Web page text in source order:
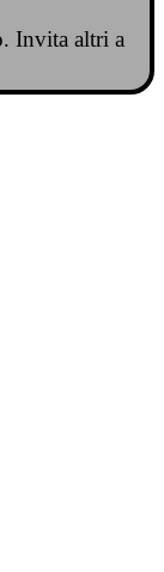
Invita altri a